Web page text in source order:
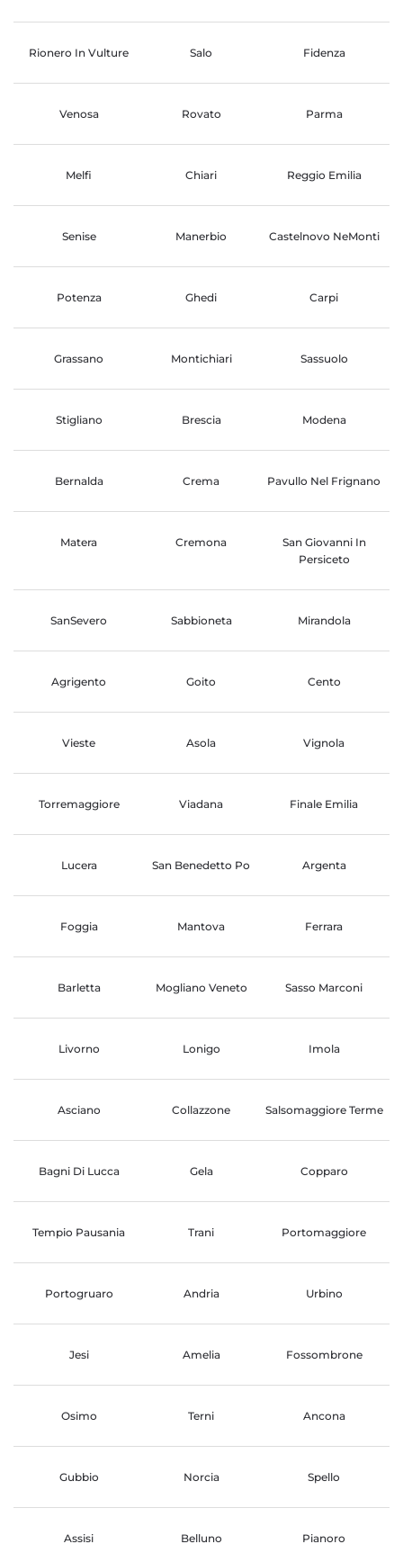
Rionero In Vulture Salo Fidenza
Venosa Rovato Parma
Melfi Chiari Reggio Emilia
Senise Manerbio Castelnovo NeMonti
Potenza Ghedi Carpi
Grassano Montichiari Sassuolo
Stigliano Brescia Modena
Bernalda Crema Pavullo Nel Frignano
Matera Cremona
San Giovanni In
Persiceto
SanSevero Sabbioneta Mirandola
Agrigento Goito Cento
Vieste Asola Vignola
Torremaggiore Viadana Finale Emilia
Lucera San Benedetto Po Argenta
Foggia Mantova Ferrara
Barletta Mogliano Veneto Sasso Marconi
Livorno Lonigo Imola
Asciano Collazzone Salsomaggiore Terme
Bagni Di Lucca Gela Copparo
Tempio Pausania Trani Portomaggiore
Portogruaro Andria Urbino
Jesi Amelia Fossombrone
Osimo Terni Ancona
Gubbio Norcia Spello
Assisi Belluno Pianoro